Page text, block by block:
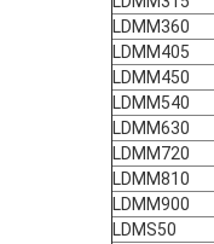
LDMM360
LDMM405
LDMM450
LDMM540
LDMM630
LDMM720
LDMM810
LDMM900
LDMS50